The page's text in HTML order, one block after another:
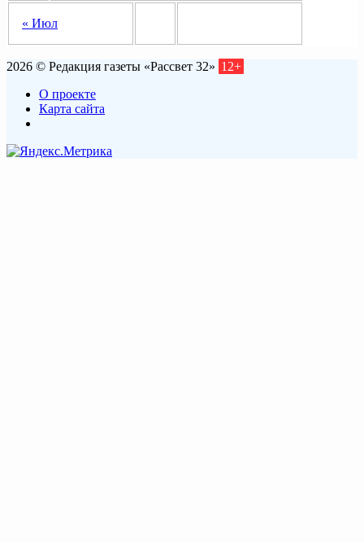
« Июл
2026 © Редакция газеты «Рассвет 32» 12+
О проекте
Карта сайта